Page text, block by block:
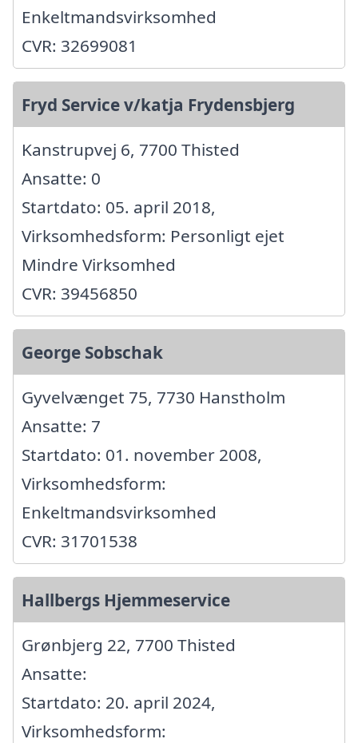
Enkeltmandsvirksomhed
CVR: 32699081
Fryd Service v/katja Frydensbjerg
Kanstrupvej 6, 7700 Thisted
Ansatte: 0
Startdato: 05. april 2018,
Virksomhedsform: Personligt ejet
Mindre Virksomhed
CVR: 39456850
George Sobschak
Gyvelvænget 75, 7730 Hanstholm
Ansatte: 7
Startdato: 01. november 2008,
Virksomhedsform:
Enkeltmandsvirksomhed
CVR: 31701538
Hallbergs Hjemmeservice
Grønbjerg 22, 7700 Thisted
Ansatte:
Startdato: 20. april 2024,
Virksomhedsform: